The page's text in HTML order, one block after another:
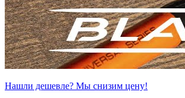
Нашли дешевле? Мы снизим цену!